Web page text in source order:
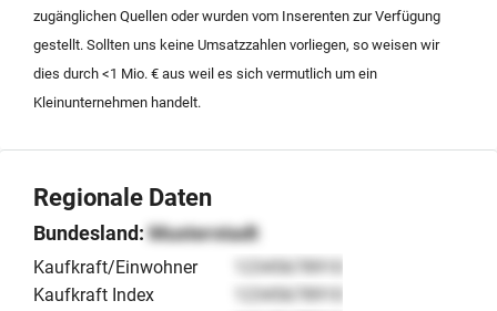
zugänglichen Quellen oder wurden vom Inserenten zur Verfügung
gestellt. Sollten uns keine Umsatzzahlen vorliegen, so weisen wir
dies durch <1 Mio. € aus weil es sich vermutlich um ein
Kleinunternehmen handelt.
Regionale Daten
Bundesland: Musterstadt
Kaufkraft/Einwohner
12345678910
Kaufkraft Index
12345678910